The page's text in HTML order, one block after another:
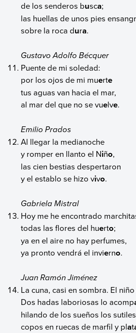
de los senderos busca;
las huellas de unos pies
sobre la roca dura.
Gustavo Adolfo Bécquer
Puente de mi soledad:
por los ojos de mi muerte
tus aguas van hacia el mar,
al mar del que no se vuelve.
Emilio Prados
Al llegar la medianoche
y romper en llanto el Niño,
las cien bestias despertaron
y el establo se hizo vivo.
Gabriela Mistral
Hoy me he encontrado
todas las flores del huerto;
ya en el aire no hay perfumes,
ya pronto vendrá el invierno.
Juan Ramón Jiménez
La cuna, casi en sombra. El
Dos hadas laboriosas lo acomp
hilando de los sueños los sutiles
copos en ruecas de marfil y plat